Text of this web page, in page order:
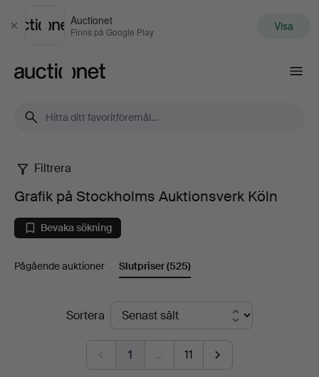
Stäng
Auctionet
Finns på Google Play Visa
Grafik
på
Stockholms
Auktionsverk
Filtrera
Grafik på Stockholms Auktionsverk Köln
Bevaka sökning
Pågående auktioner Slutpriser(525)
SlutpriserSortera
1 … 11